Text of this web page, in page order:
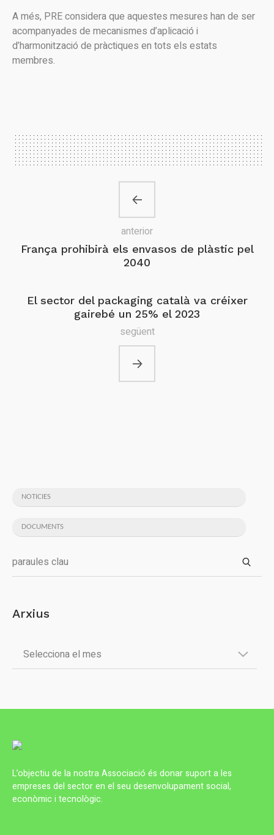
A més, PRE considera que aquestes mesures han de ser
acompanyades de mecanismes d’aplicació i
d’harmonització de pràctiques en tots els estats
membres.
França prohibirà els envasos de plàstic pel
2040
anterior
El sector del packaging català va créixer
gairebé un 25% el 2023
següent
NOTICIES
DOCUMENTS
Arxius
L’objectiu de la nostra Associació és donar suport a les
empreses del sector en el seu desenvolupament social,
econòmic i tecnològic.